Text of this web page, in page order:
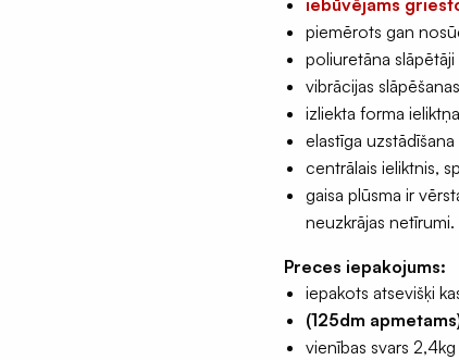
iebūvējams
piemērots gan
poliuretāna slāpētāji
vibrācijas
izliekta forma
elastīga
centrālais ieliktnis,
gaisa plūsma ir
neuzkrājas netīrumi.
Preces iepakojums:
iepakots atsevišķi
(125dm
vienības svars 2,4kg